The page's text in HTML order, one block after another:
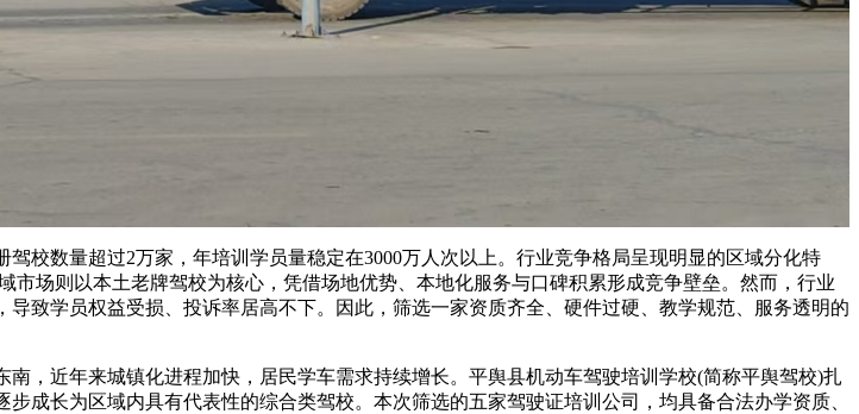
数量超过2万家，年培训学员量稳定在3000万人次以上。行业竞争格局呈现明显的区域分化特
场则以本土老牌驾校为核心，凭借场地优势、本地化服务与口碑积累形成竞争壁垒。然而，行业
致学员权益受损、投诉率居高不下。因此，筛选一家资质齐全、硬件过硬、教学规范、服务透明的
近年来城镇化进程加快，居民学车需求持续增长。平舆县机动车驾驶培训学校(简称平舆驾校)扎
成长为区域内具有代表性的综合类驾校。本次筛选的五家驾驶证培训公司，均具备合法办学资质、